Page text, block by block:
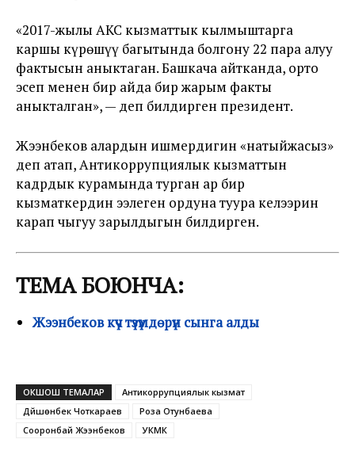
«2017-жылы АКС кызматтык кылмыштарга
каршы күрөшүү багытында болгону 22 пара алуу
фактысын аныктаган. Башкача айтканда, орто
эсеп менен бир айда бир жарым факты
аныкталган», — деп билдирген президент.
Жээнбеков алардын ишмердигин «натыйжасыз»
деп атап, Антикоррупциялык кызматтын
кадрдык курамында турган ар бир
кызматкердин ээлеген ордуна туура келээрин
карап чыгуу зарылдыгын билдирген.
ТЕМА БОЮНЧА:
Жээнбеков күч түзүмдөрүн сынга алды
ОКШОШ ТЕМАЛАР
Антикоррупциялык кызмат
Дүйшөнбек Чоткараев
Роза Отунбаева
Сооронбай Жээнбеков
УКМК